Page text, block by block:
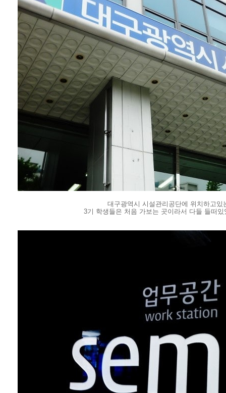
대구광역시 시설관리공단에 위치하고
3기 학생들은 처음 가보는 곳이라서 다들 들떠